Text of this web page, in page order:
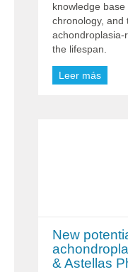
knowledge
chronology, and
achondroplasia-
the lifespan.
Leer más
New
& Astellas